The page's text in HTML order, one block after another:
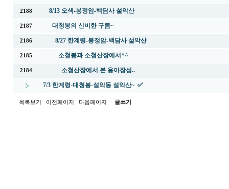
2188 8/13 오색-봉정암-백담사 설악산
2187 대청봉의 신비한 구름~
2186 8/27 한계령-봉정암-백담사 설악산
2185 소청봉과 소청산장에서^^
2184 소청산장에서 본 용아장성..
7/3 한계령-대청봉-설악동 설악산~ ✅
목록보기 이전페이지 다음페이지 글쓰기